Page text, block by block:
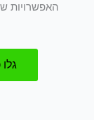
האפשרויות